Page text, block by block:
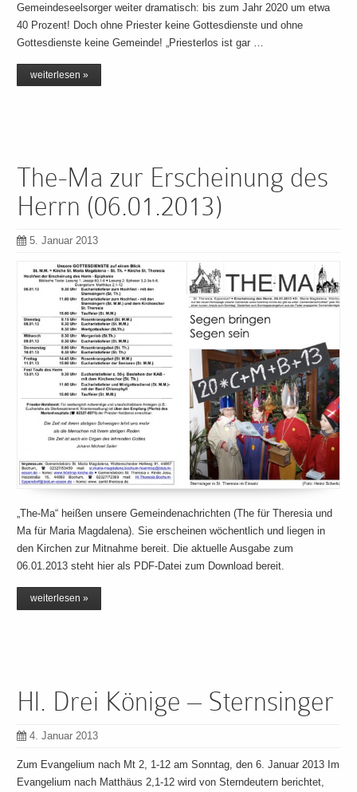
Gemeindeseelsorger weiter dramatisch: bis zum Jahr 2020 um etwa
40 Prozent! Doch ohne Priester keine Gottesdienste und ohne
Gottesdienste keine Gemeinde! „Priesterlos ist gar …
weiterlesen »
The-Ma zur Erscheinung des
Herrn (06.01.2013)
5. Januar 2013
„The-Ma“ heißen unsere Gemeindenachrichten (The für Theresia und
Ma für Maria Magdalena). Sie erscheinen wöchentlich und liegen in
den Kirchen zur Mitnahme bereit. Die aktuelle Ausgabe zum
06.01.2013 steht hier als PDF-Datei zum Download bereit.
weiterlesen »
Hl. Drei Könige – Sternsinger
4. Januar 2013
Zum Evangelium nach Mt 2, 1-12 am Sonntag, den 6. Januar 2013 Im
Evangelium nach Matthäus 2,1-12 wird von Sterndeutern berichtet,